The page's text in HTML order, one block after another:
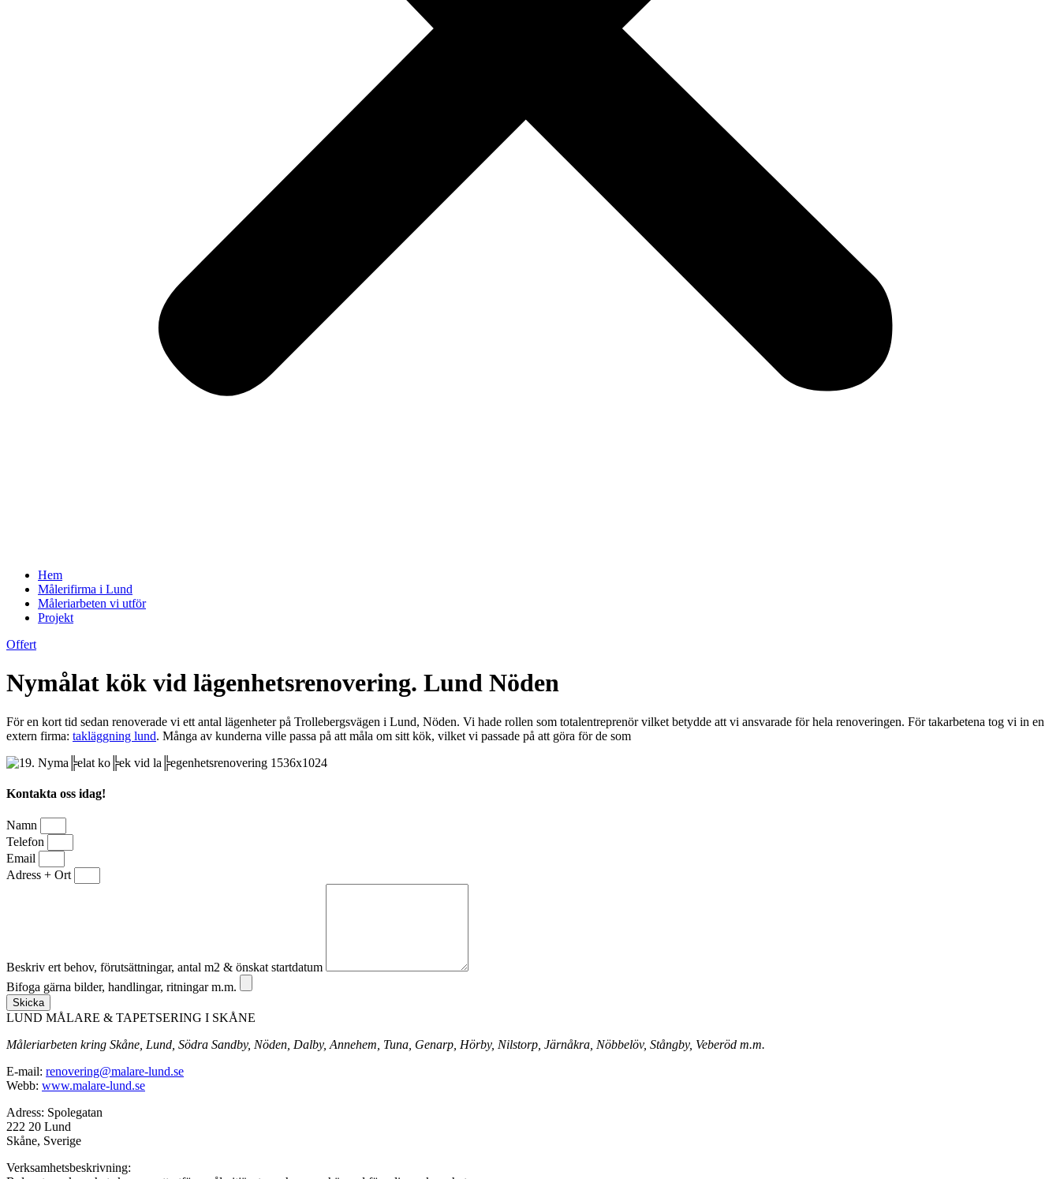
Hem
Målerifirma i Lund
Måleriarbeten vi utför
Projekt
Offert
Nymålat kök vid lägenhetsrenovering. Lund Nöden
För en kort tid sedan renoverade vi ett antal lägenheter på Trollebergsvägen i Lund, Nöden. Vi hade rollen som totalentreprenör vilket betydde att vi ansvarade för hela renoveringen. För takarbetena tog vi in en
extern firma: takläggning lund. Många av kunderna ville passa på att måla om sitt kök, vilket vi passade på att göra för de som
Kontakta oss idag!
Namn
Telefon
Email
Adress + Ort
Beskriv ert behov, förutsättningar, antal m2 & önskat startdatum
Bifoga gärna bilder, handlingar, ritningar m.m.
Skicka
LUND MÅLARE & TAPETSERING I SKÅNE
Måleriarbeten kring Skåne, Lund, Södra Sandby, Nöden, Dalby, Annehem, Tuna, Genarp, Hörby, Nilstorp, Järnåkra, Nöbbelöv, Stångby, Veberöd m.m.
E-mail: renovering@malare-lund.se
Webb: www.malare-lund.se
Adress: Spolegatan
222 20 Lund
Skåne, Sverige
Verksamhetsbeskrivning: